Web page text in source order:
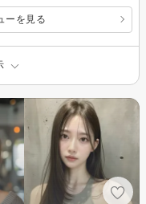
ーを見る